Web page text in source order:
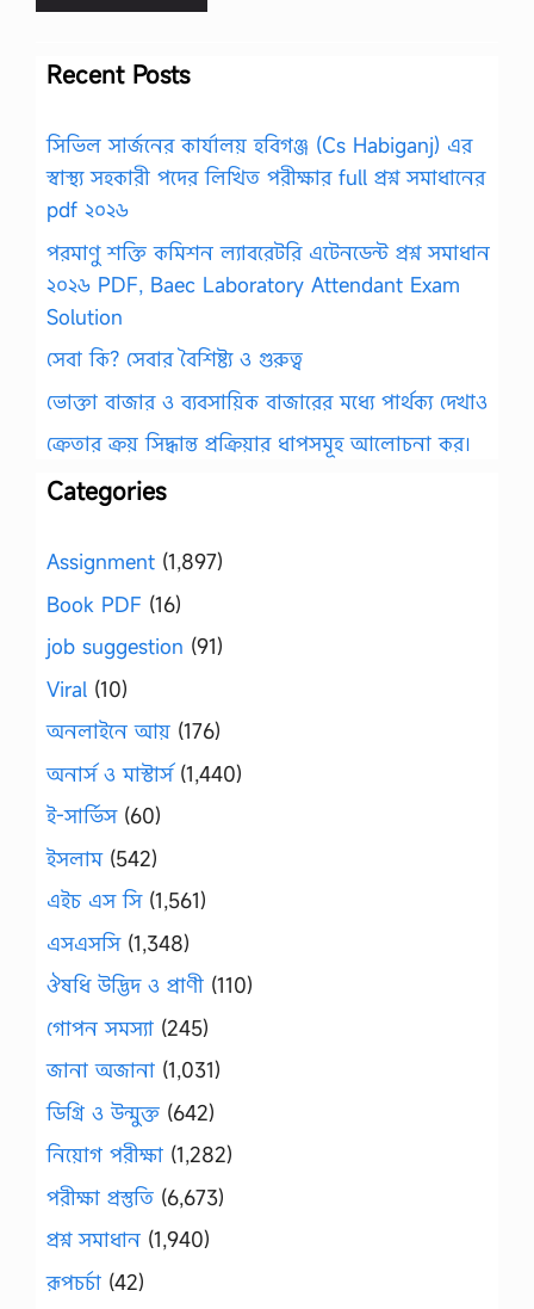
Recent Posts
সিভিল সার্জনের কার্যালয় হবিগঞ্জ (Cs Habiganj) এর
স্বাস্থ্য সহকারী পদের লিখিত পরীক্ষার full প্রশ্ন সমাধানের
pdf ২০২৬
পরমাণু শক্তি কমিশন ল্যাবরেটরি এটেনডেন্ট প্রশ্ন সমাধান
২০২৬ PDF, Baec Laboratory Attendant Exam
Solution
সেবা কি? সেবার বৈশিষ্ট্য ও গুরুত্ব
ভোক্তা বাজার ও ব্যবসায়িক বাজারের মধ্যে পার্থক্য দেখাও
ক্রেতার ক্রয় সিদ্ধান্ত প্রক্রিয়ার ধাপসমূহ আলোচনা কর।
Categories
Assignment (1,897)
Book PDF (16)
job suggestion (91)
Viral (10)
অনলাইনে আয় (176)
অনার্স ও মাস্টার্স(1,440)
ই-সার্ভিস(60)
ইসলাম(542)
এইচ এস সি(1,561)
এসএসসি(1,348)
ঔষধি উদ্ভিদ ও প্রাণী (110)
গোপন সমস্যা (245)
জানা অজানা (1,031)
ডিগ্রি ও উন্মুক্ত (642)
নিয়োগ পরীক্ষা (1,282)
পরীক্ষা প্রস্তুতি (6,673)
প্রশ্ন সমাধান (1,940)
রূপচর্চা (42)